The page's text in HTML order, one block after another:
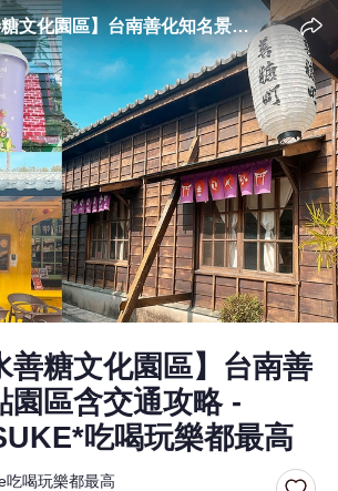
文化園區】台南善化知名景點
- ONLYYUSUKE*吃喝玩樂都
善糖文化園區】台南善
園區含交通攻略 -
吃喝玩樂都最高
吃喝玩樂都最高